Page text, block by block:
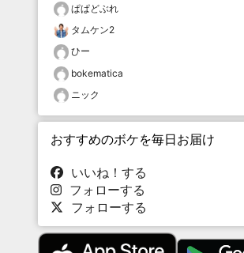
ぱぱどぶれ
タムケン2
ひー
bokematica
ニック
おすすめのボケを毎日お届け
いいね！する
フォローする
フォローする